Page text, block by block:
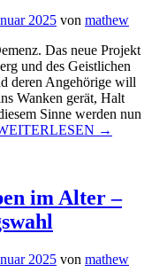
2025 von mathew
Das neue Projekt
und des Geistlichen
deren Angehörige will
Wanken gerät, Halt
Sinne werden nun
Demenz
und
→
im Alter –
2025 von mathew